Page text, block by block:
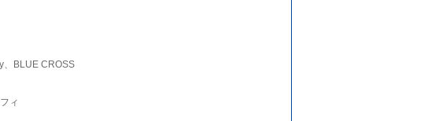
、BLUE CROSS
ィ